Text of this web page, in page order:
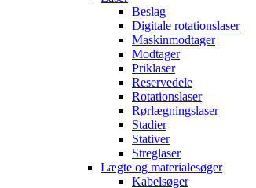
Beslag
Digitale rotationslaser
Maskinmodtager
Modtager
Priklaser
Reservedele
Rotationslaser
Rørlægningslaser
Stadier
Stativer
Streglaser
Lægte og materialesøger
Kabelsøger